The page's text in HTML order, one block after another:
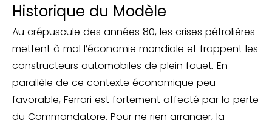
Historique du Modèle
Au crépuscule des années 80, les crises pétrolières
mettent à mal l’économie mondiale et frappent les
constructeurs automobiles de plein fouet. En
parallèle de ce contexte économique peu
favorable, Ferrari est fortement affecté par la perte
du Commandatore. Pour ne rien arranger, la